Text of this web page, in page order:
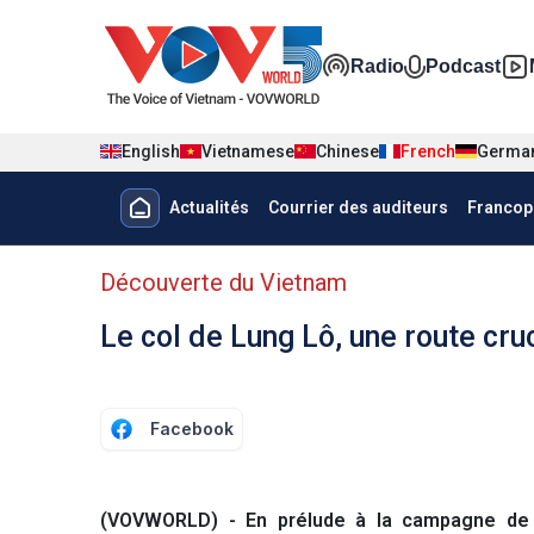
Đa phương
Radio Podcast
English Vietnamese Chinese French
Menu trang chủ tiếng Pháp
Actualités Courrier des auditeurs
menu phụ tiếng Pháp
Découverte du Vietnam
Le col de Lung Lô, une route
Facebook
(VOVWORLD) - En prélude à la campagne